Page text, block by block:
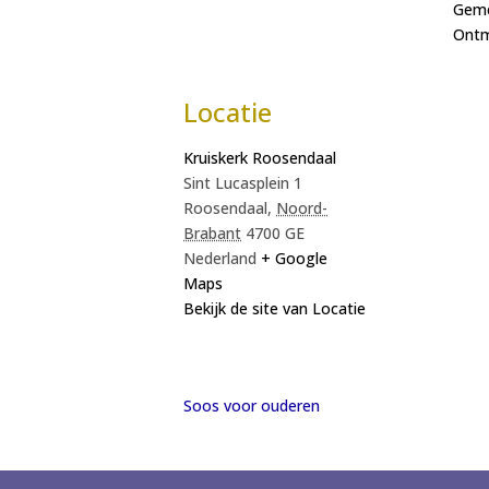
Locatie
Kruiskerk Roosendaal
Sint Lucasplein 1
Roosendaal, Noord-
Brabant 4700 GE
Nederland + Google
Maps
Bekijk de site van Locatie
Soos voor ouderen